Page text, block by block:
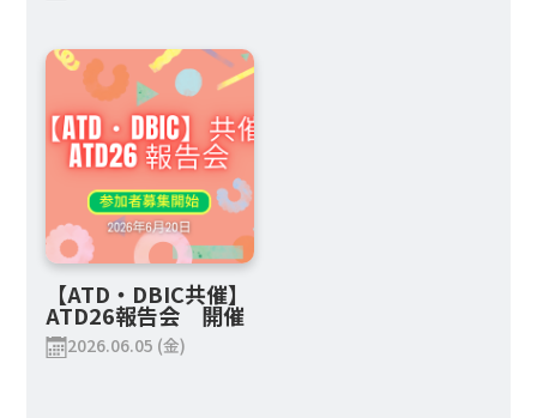
【ATD・DBIC共催】
ATD26報告会 開催
2026.06.05 (金)